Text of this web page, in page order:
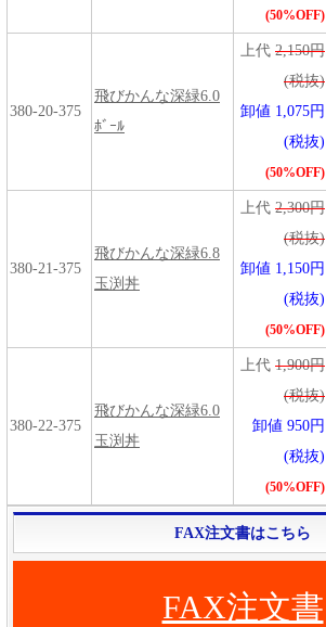
(50%OFF)
380-20-375
飛びかんな深緑6.0
ﾎﾞｰﾙ
上代 2,150円
(税抜)
卸値 1,075円
(税抜)
(50%OFF)
380-21-375
飛びかんな深緑6.8
玉渕丼
上代 2,300円
(税抜)
卸値 1,150円
(税抜)
(50%OFF)
380-22-375
飛びかんな深緑6.0
玉渕丼
上代 1,900円
(税抜)
卸値 950円
(税抜)
(50%OFF)
FAX注文書はこちら
FAX注文書